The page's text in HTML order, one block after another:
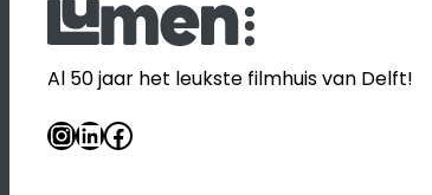
Al 50 jaar het leukste filmhuis van Delft!
InstagramLinkedIn Facebook